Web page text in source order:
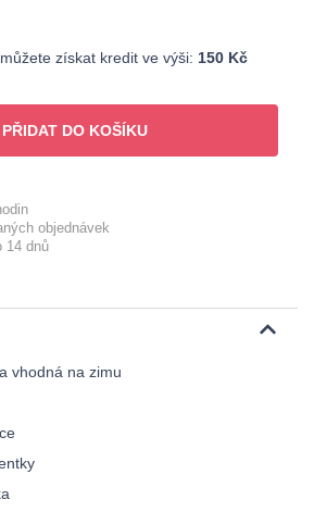
získat kredit ve výši: 150 Kč
PŘIDAT DO KOŠÍKU
objednávek
14 dnů
vhodná na zimu